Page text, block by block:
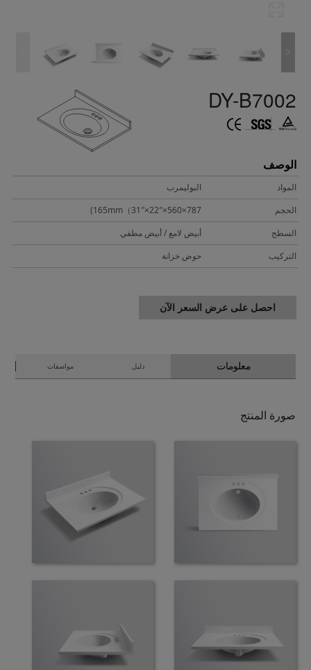
DY-B7002
الوصف
المواد
البوليمرب
الحجم
787×560×165mm（31″×22″)
السطح
أبيض لامع / أبيض مطفي
التركيب
حوض خزانة
احصل على عرض السعر الآن
معلومات دليل مواصفات
صورة المنتج